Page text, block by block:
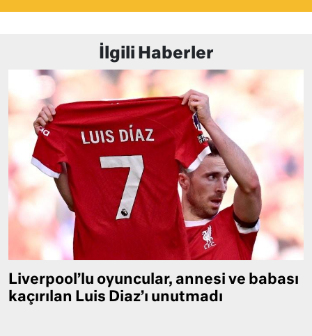
İlgili Haberler
Liverpool’lu oyuncular, annesi ve babası
kaçırılan Luis Diaz’ı unutmadı